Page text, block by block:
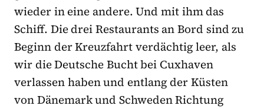
wieder in eine andere. Und mit ihm das
Schiff. Die drei Restaurants an Bord sind zu
Beginn der Kreuzfahrt verdächtig leer, als
wir die Deutsche Bucht bei Cuxhaven
verlassen haben und entlang der Küsten
von Dänemark und Schweden Richtung